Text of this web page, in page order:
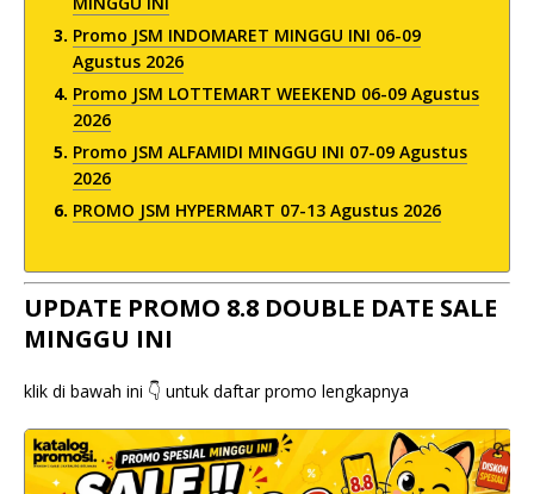
Promo JSM INDOMARET MINGGU INI 06-09
Agustus 2026
Promo JSM LOTTEMART WEEKEND 06-09 Agustus
2026
Promo JSM ALFAMIDI MINGGU INI 07-09 Agustus
2026
PROMO JSM HYPERMART 07-13 Agustus 2026
UPDATE PROMO 8.8 DOUBLE DATE SALE
MINGGU INI
klik di bawah ini 👇 untuk daftar promo lengkapnya